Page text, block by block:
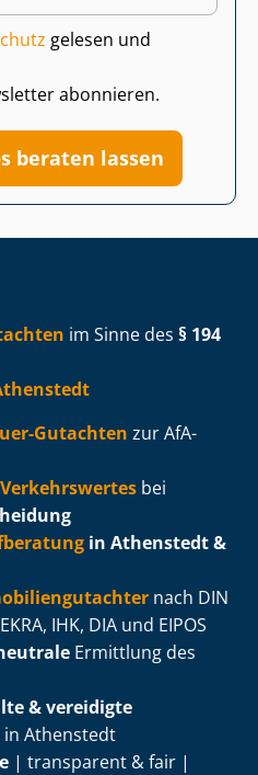
gelesen und
abonnieren.
beraten lassen
im Sinne des § 194
Gutachten zur AfA-
Verkehrswertes bei
in Athenstedt &
nach DIN
IHK, DIA und EIPOS
Ermittlung des
& vereidigte
in Athenstedt
| transparent & fair |